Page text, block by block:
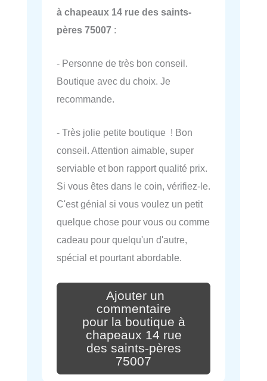
à chapeaux 14 rue des saints-
pères 75007 :
- Personne de très bon conseil.
Boutique avec du choix. Je
recommande.
- Très jolie petite boutique ! Bon
conseil. Attention aimable, super
serviable et bon rapport qualité prix.
Si vous êtes dans le coin, vérifiez-le.
C'est génial si vous voulez un petit
quelque chose pour vous ou comme
cadeau pour quelqu'un d'autre,
spécial et pourtant abordable.
Ajouter un
commentaire
pour la boutique à
chapeaux 14 rue
des saints-pères
75007